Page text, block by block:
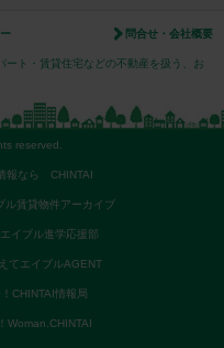
問合せ・会社概要
ト・賃貸住宅などの不動産を扱う、お
reserved.
報なら CHINTAI
ル賃貸物件アーカイブ
イブル進学応援部
てエイブルAGENT
CHINTAI情報局
Woman.CHINTAI